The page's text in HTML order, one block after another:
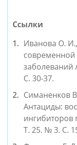
Ссылки
Иванова О.
современной
заболеваний
С. 30-37.
Симаненков
Антациды:
Т. 25. № 3. С.